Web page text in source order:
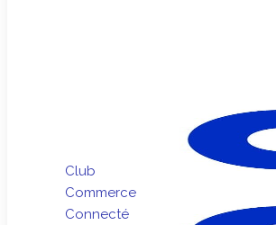
Club
Commerce
Connecté